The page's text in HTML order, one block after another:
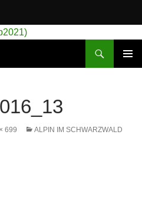
699 ALPIN IM SCHWARZWALD